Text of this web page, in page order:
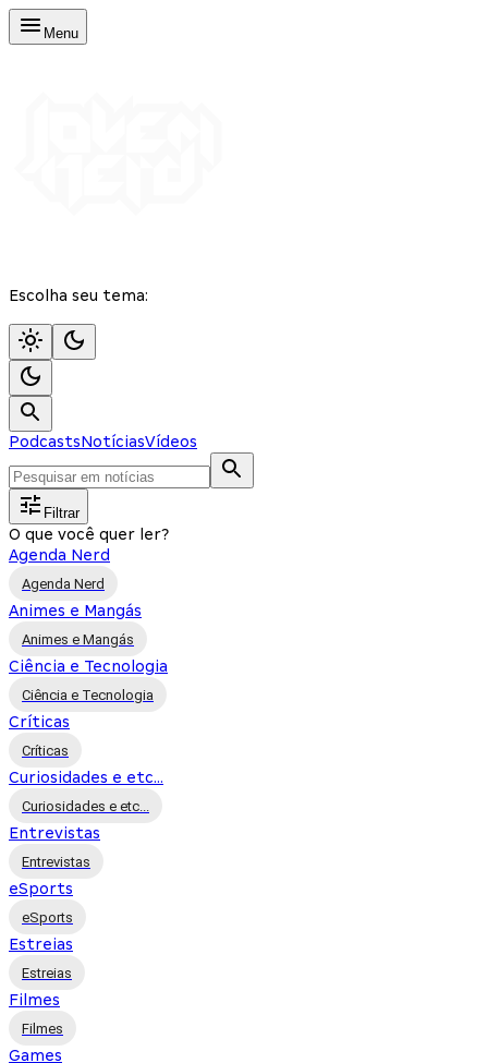
Menu
Escolha seu tema:
PodcastsNotíciasVídeos
Filtrar
O que você quer ler?
Agenda Nerd
Agenda Nerd
Animes e Mangás
Animes e Mangás
Ciência e Tecnologia
Ciência e Tecnologia
Críticas
Críticas
Curiosidades e etc...
Curiosidades e etc...
Entrevistas
Entrevistas
eSports
eSports
Estreias
Estreias
Filmes
Filmes
Games